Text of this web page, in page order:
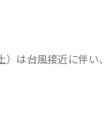
は台風接近に伴い、